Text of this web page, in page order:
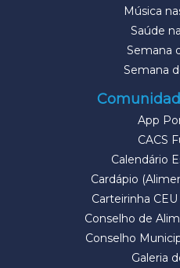
Música
Saúde
Semana
Semana
App
CACS
Calendário
Cardápio
Carteirinha
Conselho de
Conselho
Galeria